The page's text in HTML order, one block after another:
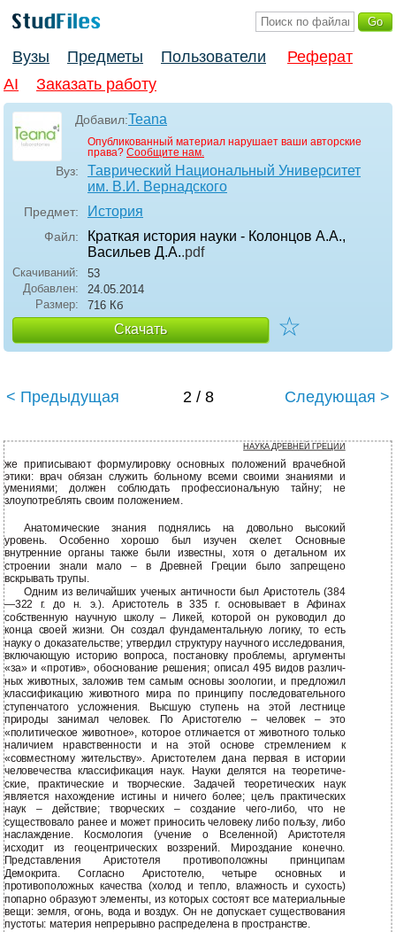
Вузы Предметы Пользователи
Реферат
AI
Заказать работу
Добавил:Teana
Опубликованный материал нарушает ваши авторские
права? Сообщите нам.
Вуз:
Таврический Национальный Университет
им. В.И. Вернадского
Предмет: История
Файл:
Краткая история науки - Колонцов А.А.,
Васильев Д.А..pdf
Скачиваний:
53
Добавлен:
24.05.2014
Размер:
716 Кб
Скачать ☆
< Предыдущая 2 / 8 Следующая >
НАУКА ДРЕВНЕЙ ГРЕЦИИ
же приписывают формулировку основных положений врачебной
этики: врач обязан служить больному всеми своими знаниями и
умениями; должен соблюдать профессиональную тайну; не
злоупотреблять своим положением.
Анатомические знания поднялись на довольно высокий
уровень. Особенно хорошо был изучен скелет. Основные
внутренние органы также были известны, хотя о детальном их
строении знали мало – в Древней Греции было запрещено
вскрывать трупы.
Одним из величайших ученых античности был Аристотель (384
—322 г. до н. э.). Аристотель в 335 г. основывает в Афинах
собственную научную школу – Ликей, которой он руководил до
конца своей жизни. Он создал фундаментальную логику, то есть
науку о доказательстве; утвердил структуру научного исследования,
включающую историю вопроса, постановку проблемы, аргументы
«за» и «против», обоснование решения; описал 495 видов различ-
ных животных, заложив тем самым основы зоологии, и предложил
классификацию животного мира по принципу последовательного
ступенчатого усложнения. Высшую ступень на этой лестнице
природы занимал человек. По Аристотелю – человек – это
«политическое животное», которое отличается от животного только
наличием нравственности и на этой основе стремлением к
«совместному жительству». Аристотелем дана первая в истории
человечества классификация наук. Науки делятся на теоретиче-
ские, практические и творческие. Задачей теоретических наук
является нахождение истины и ничего более; цель практических
наук – действие; творческих – создание чего-либо, что не
существовало ранее и может приносить человеку либо пользу, либо
наслаждение. Космология (учение о Вселенной) Аристотеля
исходит из геоцентрических воззрений. Мироздание конечно.
Представления Аристотеля противоположны принципам
Демокрита. Согласно Аристотелю, четыре основных и
противоположных качества (холод и тепло, влажность и сухость)
попарно образуют элементы, из которых состоят все материальные
вещи: земля, огонь, вода и воздух. Он не допускает существования
пустоты: материя непрерывно распределена в пространстве.